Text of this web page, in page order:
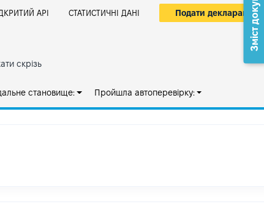
АРІ СТАТИСТИЧНІ ДАНІ Подати декларацію
скрізь
становище: Пройшла автоперевірку: